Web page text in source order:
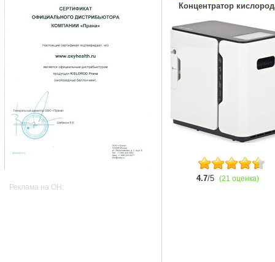
Реклама на OH:
Концентратор
4.7/5 (21 оценка)